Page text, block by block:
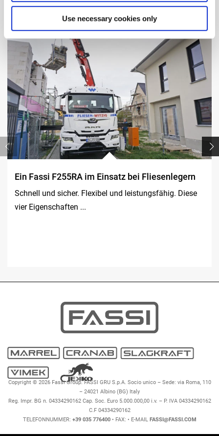
Use necessary cookies only
Ein Fassi F255RA im Einsatz bei Fliesenlegern
Schnell und sicher. Flexibel und leistungsfähig. Diese
vier Eigenschaften ...
Copyright © 2026 Fassi Group. FASSI GRU S.p.A. Socio unico – Sede: via Roma, 110
– 24021 Albino (BG) Italy
Reg. Impr. BG n. 04334290162 Cap. Soc. Euro 5.000.000,00 i.v. – P. IVA 04334290162
C.F 04334290162
TELEFONNUMMER: +39 035 776400• FAX: • E-MAIL FASSI@FASSI.COM